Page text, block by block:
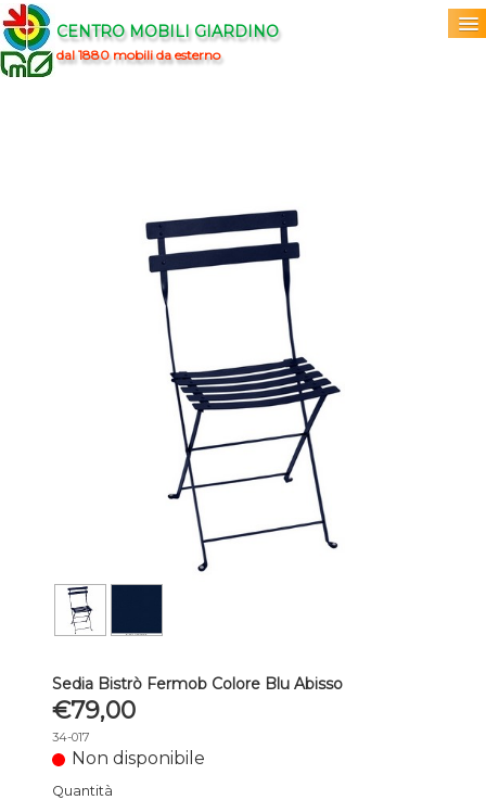
CENTRO MOBILI GIARDINO
dal 1880 mobili da esterno
Sedia Bistrò Fermob Colore Blu Abisso
€79,00
34-017
Non disponibile
Quantità